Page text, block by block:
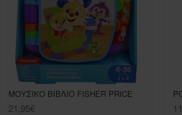
ΜΟΥΣΙΚΟ ΒΙΒΛΙΟ FISHER PRICE
21,95€